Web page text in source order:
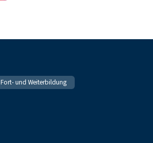
Fort- und Weiterbildung